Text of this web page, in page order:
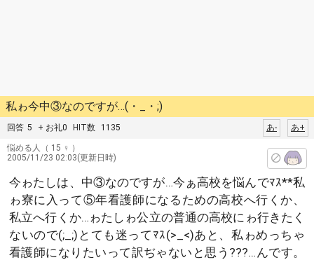
私ゎ今中③なのですが…(・_・;)
回答 5 + お礼0 HIT数 1135 あ+
あ-
悩める人
（ 15 ♀ ）
2005/11/23 02:03(更新日時)
今ゎたしは、中③なのですが…今ぁ高校を悩んでﾏｽ**私
ゎ寮に入って⑤年看護師になるための高校へ行くか、
私立へ行くか…ゎたしゎ公立の普通の高校にゎ行きたく
ないので(;_;)とても迷ってﾏｽ(>_<)あと、私ゎめっちゃ
看護師になりたいって訳ぢゃないと思う???…んです。